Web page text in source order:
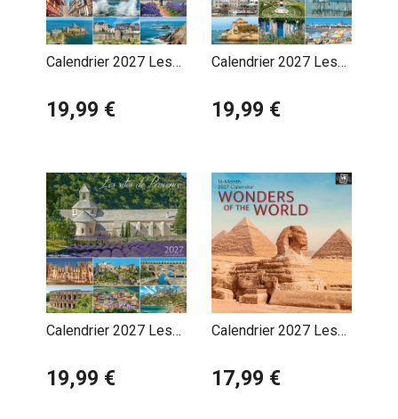
Calendrier 2027 Les
Bretagne
19,99 €
Calendrier 2027 Les
Charente Maritime
19,99 €
Calendrier 2027 Les
Provence
19,99 €
Calendrier 2027 Les
Merveilles du Monde
17,99 €